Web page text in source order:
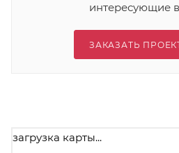
интересующие
ЗАКАЗАТЬ
загрузка карты...